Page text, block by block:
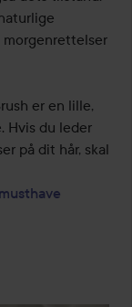
er en lille,
Hvis du leder
på dit hår, skal